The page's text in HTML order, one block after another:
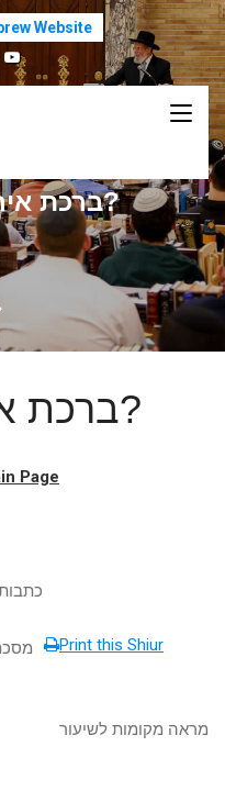
Website
ברכת אירוסין - בעשרה?
ברכת אירוסין - בעשרה?
Page
Print this Shiur
מראה מקומות לשיעור